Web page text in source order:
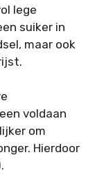
lege
suiker in
maar ook
voldaan
om
Hierdoor